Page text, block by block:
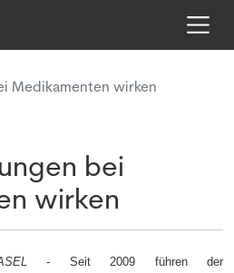
Medikamenten wirken
bei
wirken
- Seit 2009 führen der